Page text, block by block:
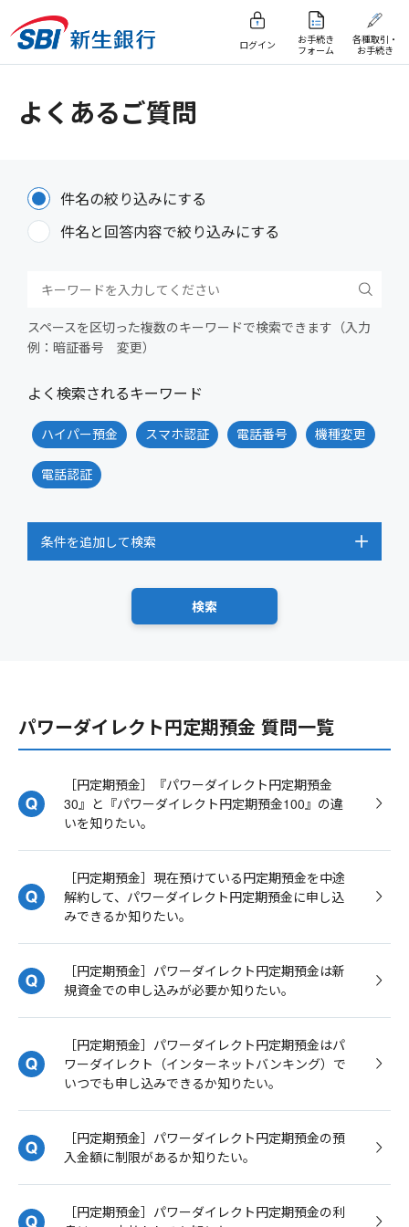
ログイン
お手続き
フォーム
各種取引・
お手続き
よくあるご質問
件名の絞り込みにする
件名と回答内容で絞り込みにする
スペースを区切った複数のキーワードで検索できます（入力
例：暗証番号 変更）
よく検索されるキーワード
ハイパー預金 スマホ認証 電話番号 機種変更
電話認証
条件を追加して検索
パワーダイレクト円定期預金 質問一覧
［円定期預金］『パワーダイレクト円定期預金
30』と『パワーダイレクト円定期預金100』の違
いを知りたい。
［円定期預金］現在預けている円定期預金を中途
解約して、パワーダイレクト円定期預金に申し込
みできるか知りたい。
［円定期預金］パワーダイレクト円定期預金は新
規資金での申し込みが必要か知りたい。
［円定期預金］パワーダイレクト円定期預金はパ
ワーダイレクト（インターネットバンキング）で
いつでも申し込みできるか知りたい。
［円定期預金］パワーダイレクト円定期預金の預
入金額に制限があるか知りたい。
［円定期預金］パワーダイレクト円定期預金の利